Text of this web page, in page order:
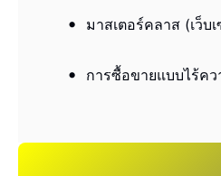
มาสเตอร์คลาส (เว็บ
การซื้อขายแบบไร้คว